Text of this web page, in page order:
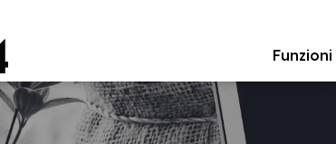
Funzioni